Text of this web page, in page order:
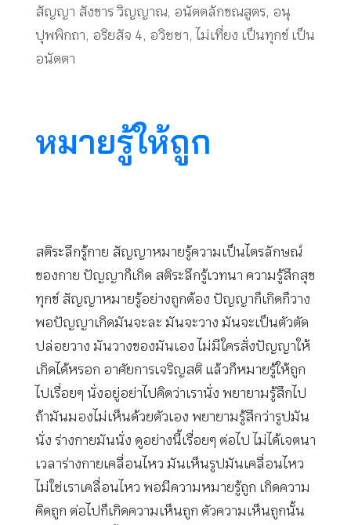
สัญญา สังขาร วิญญาณ, อนัตตลักขณสูตร, อนุ
ปุพพิกถา, อริยสัจ 4, อวิชชา, ไม่เที่ยง เป็นทุกข์ เป็น
อนัตตา
หมายรู้ให้ถูก
สติระลึกรู้กาย สัญญาหมายรู้ความเป็นไตรลักษณ์
ของกาย ปัญญาก็เกิด สติระลึกรู้เวทนา ความรู้สึกสุข
ทุกข์ สัญญาหมายรู้อย่างถูกต้อง ปัญญาก็เกิดก็วาง
พอปัญญาเกิดมันจะละ มันจะวาง มันจะเป็นตัวตัด
ปล่อยวาง มันวางของมันเอง ไม่มีใครสั่งปัญญาให้
เกิดได้หรอก อาศัยการเจริญสติ แล้วก็หมายรู้ให้ถูก
ไปเรื่อยๆ นั่งอยู่อย่าไปคิดว่าเรานั่ง พยายามรู้สึกไป
ถ้ามันมองไม่เห็นด้วยตัวเอง พยายามรู้สึกว่ารูปมัน
นั่ง ร่างกายมันนั่ง ดูอย่างนี้เรื่อยๆ ต่อไป ไม่ได้เจตนา
เวลาร่างกายเคลื่อนไหว มันเห็นรูปมันเคลื่อนไหว
ไม่ใช่เราเคลื่อนไหว พอมีความหมายรู้ถูก เกิดความ
คิดถูก ต่อไปก็เกิดความเห็นถูก ตัวความเห็นถูกนั้น